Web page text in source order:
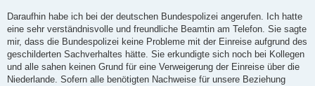
Daraufhin habe ich bei der deutschen Bundespolizei angerufen. Ich hatte
eine sehr verständnisvolle und freundliche Beamtin am Telefon. Sie sagte
mir, dass die Bundespolizei keine Probleme mit der Einreise aufgrund des
geschilderten Sachverhaltes hätte. Sie erkundigte sich noch bei Kollegen
und alle sahen keinen Grund für eine Verweigerung der Einreise über die
Niederlande. Sofern alle benötigten Nachweise für unsere Beziehung